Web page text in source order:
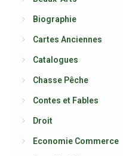
Biographie
Cartes Anciennes
Catalogues
Chasse Pêche
Contes et Fables
Droit
Economie Commerce